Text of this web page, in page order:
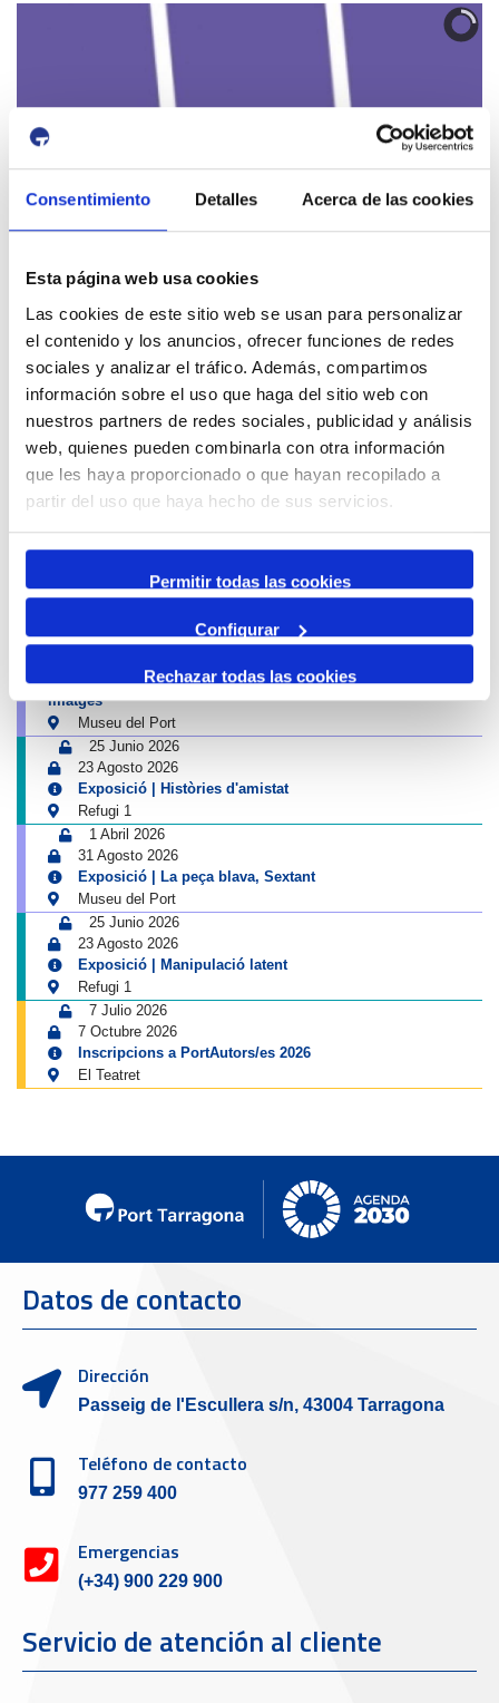
Consentimiento Detalles Acerca de las cookies
Esta página web usa cookies
Las cookies de este sitio web se usan para personalizar
el contenido y los anuncios, ofrecer funciones de redes
sociales y analizar el tráfico. Además, compartimos
información sobre el uso que haga del sitio web con
nuestros partners de redes sociales, publicidad y análisis
web, quienes pueden combinarla con otra información
que les haya proporcionado o que hayan recopilado a
partir del uso que haya hecho de sus servicios.
Permitir todas las cookies
Configurar
Rechazar todas las cookies
FONDO DE ARTE
12 Agosto 2026
13 Agosto 2026
16:00
01:00
Tancament accés Km 0| Eclipsi solar
Km 0
Próximas actividades Puerto y Ciudad
4 Julio 2026
13 Septiembre 2026
Exposició | Biennal d'Art contemporani gastronòmic de
Cambrils
10 Julio 2026
Exposició | Boscos. Cartografies del temps i del gest
26 Junio 2026
Exposició | El concurs de mestres romescaires en
imatges
Museu del Port
25 Junio 2026
23 Agosto 2026
Exposició | Històries d'amistat
Refugi 1
1 Abril 2026
31 Agosto 2026
Exposició | La peça blava, Sextant
Museu del Port
25 Junio 2026
23 Agosto 2026
Exposició | Manipulació latent
Refugi 1
7 Julio 2026
7 Octubre 2026
Inscripcions a PortAutors/es 2026
El Teatret
Datos de contacto
Dirección
Passeig de l'Escullera s/n, 43004 Tarragona
Teléfono de contacto
977 259 400
Emergencias
(+34) 900 229 900
Servicio de atención al cliente